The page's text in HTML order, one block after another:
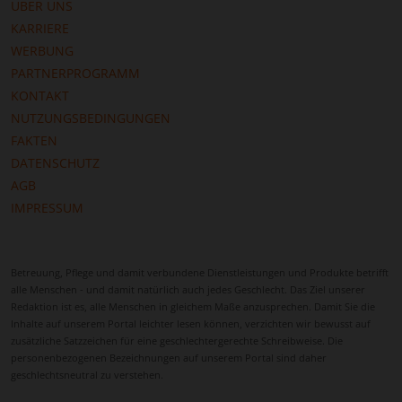
abwechslungsreiche Tagesgestaltung. Spaziergänge
in der Natur, Besuche kultureller Einrichtungen oder
gemeinsame Freizeitaktivitäten fördern die
körperliche und geistige Gesundheit.
Betreuungskräfte können solche Aktivitäten
begleiten und dafür sorgen, dass sie regelmäßig und
sicher stattfinden.
Durch die Kombination aus professioneller
Betreuung, familiärer Umgebung und naturnaher
vereint Fürsorge, Sicherheit und Menschlichkeit –
eine echte Alternative zu stationären
Pflegeeinrichtungen.
ÜBER UNS
KARRIERE
WERBUNG
PARTNERPROGRAMM
KONTAKT
NUTZUNGSBEDINGUNGEN
FAKTEN
DATENSCHUTZ
AGB
IMPRESSUM
Betreuung, Pflege und damit verbundene Dienstleistungen und Produkte betrifft
alle Menschen - und damit natürlich auch jedes Geschlecht. Das Ziel unserer
Redaktion ist es, alle Menschen in gleichem Maße anzusprechen. Damit Sie die
Inhalte auf unserem Portal leichter lesen können, verzichten wir bewusst auf
zusätzliche Satzzeichen für eine geschlechtergerechte Schreibweise. Die
personenbezogenen Bezeichnungen auf unserem Portal sind daher
geschlechtsneutral zu verstehen.